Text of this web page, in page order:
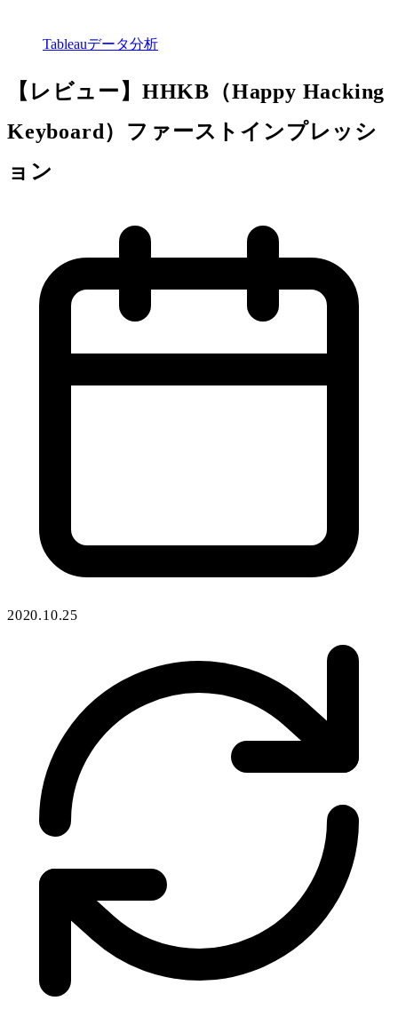
Tableauデータ分析
【レビュー】HHKB（Happy Hacking
Keyboard）ファーストインプレッシ
ョン
2020.10.25